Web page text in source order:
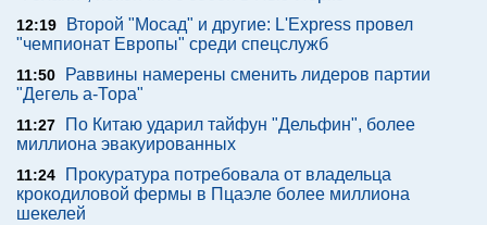
12:19
Второй "Мосад" и другие: L'Express провел
"чемпионат Европы" среди спецслужб
11:50
Раввины намерены сменить лидеров партии
"Дегель а-Тора"
11:27
По Китаю ударил тайфун "Дельфин", более
миллиона эвакуированных
11:24
Прокуратура потребовала от владельца
крокодиловой фермы в Пцаэле более миллиона
шекелей